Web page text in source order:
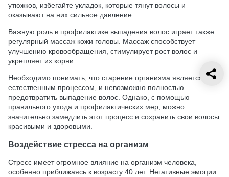
утюжков, избегайте укладок, которые тянут волосы и
оказывают на них сильное давление.
Важную роль в профилактике выпадения волос играет также
регулярный массаж кожи головы. Массаж способствует
улучшению кровообращения, стимулирует рост волос и
укрепляет их корни.
Необходимо понимать, что старение организма является
естественным процессом, и невозможно полностью
предотвратить выпадение волос. Однако, с помощью
правильного ухода и профилактических мер, можно
значительно замедлить этот процесс и сохранить свои волосы
красивыми и здоровыми.
Воздействие стресса на организм
Стресс имеет огромное влияние на организм человека,
особенно приближаясь к возрасту 40 лет. Негативные эмоции